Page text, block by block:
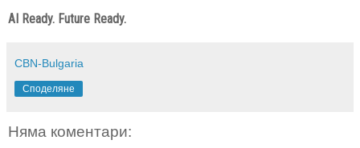
AI Ready. Future Ready.
CBN-Bulgaria
Споделяне
Няма коментари: